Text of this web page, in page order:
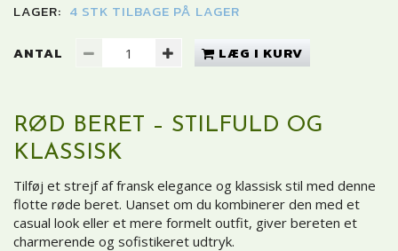
LAGER: 4 STK TILBAGE PÅ LAGER
ANTAL LÆG I KURV
RØD BERET – STILFULD OG
KLASSISK
Tilføj et strejf af fransk elegance og klassisk stil med denne
flotte røde beret. Uanset om du kombinerer den med et
casual look eller et mere formelt outfit, giver bereten et
charmerende og sofistikeret udtryk.